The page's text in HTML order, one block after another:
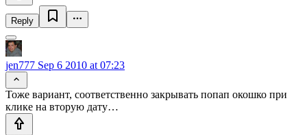
Reply
jen777 Sep 6 2010 at 07:23
Тоже вариант, соответственно закрывать попап окошко при
клике на вторую дату…